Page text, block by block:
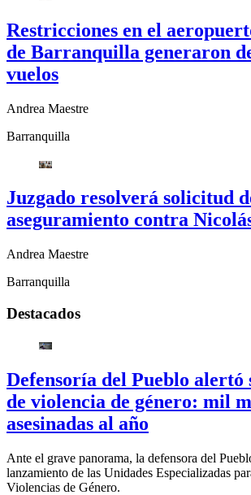
Restricciones en el
de Barranquilla generaron
vuelos
Andrea Maestre
Barranquilla
Juzgado resolverá solicitud
aseguramiento contra
Andrea Maestre
Barranquilla
Destacados
Defensoría del Pueblo alertó
de violencia de género: mil
asesinadas al año
Ante el grave panorama, la defensora del
lanzamiento de las Unidades Especializadas
Violencias de Género.